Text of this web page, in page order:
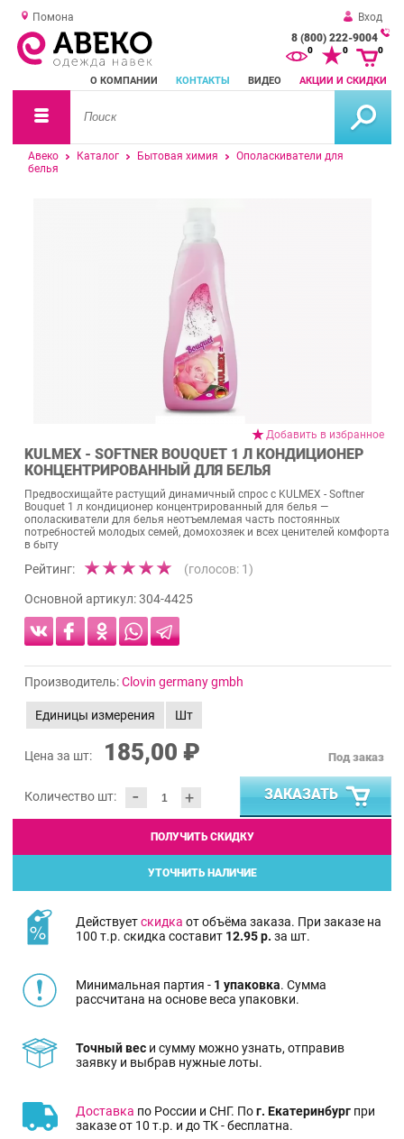
Помона
Вход
8 (800) 222-9004
О КОМПАНИИ КОНТАКТЫ ВИДЕО АКЦИИ И СКИДКИ
0 0 0
Авеко Каталог Бытовая химия
Ополаскиватели для
белья
Добавить в избранное
KULMEX - SOFTNER BOUQUET 1 Л КОНДИЦИОНЕР
КОНЦЕНТРИРОВАННЫЙ ДЛЯ БЕЛЬЯ
Предвосхищайте растущий динамичный спрос с KULMEX - Softner
Bouquet 1 л кондиционер концентрированный для белья —
ополаскиватели для белья неотъемлемая часть постоянных
потребностей молодых семей, домохозяек и всех ценителей комфорта
в быту
Рейтинг: (голосов: 1)
Основной артикул:304-4425
Производитель:Clovin germany gmbh
Единицы измерения Шт
Цена за шт: 185,00 ₽
Количество шт: - +
Под заказ
ЗАКАЗАТЬ
ПОЛУЧИТЬ СКИДКУ
УТОЧНИТЬ НАЛИЧИЕ
Действуетскидка от объёма заказа. При заказе на
100 т.р. скидка составит 12.95 р. за шт.
Минимальная партия - 1 упаковка. Сумма
рассчитана на основе веса упаковки.
Точный вес и сумму можно узнать, отправив
заявку и выбрав нужные лоты.
Доставка по России и СНГ. Пог. Екатеринбург при
заказе от 10 т.р. и до ТК - бесплатна.